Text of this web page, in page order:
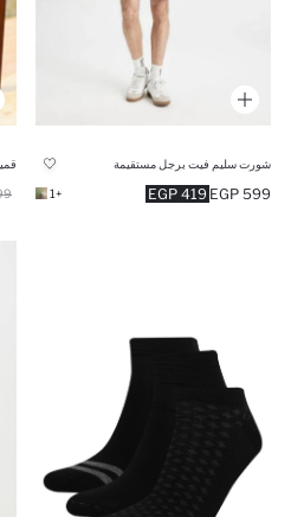
شورت سليم فيت برجل مستقيمة
419 EGP 599 EGP
+1